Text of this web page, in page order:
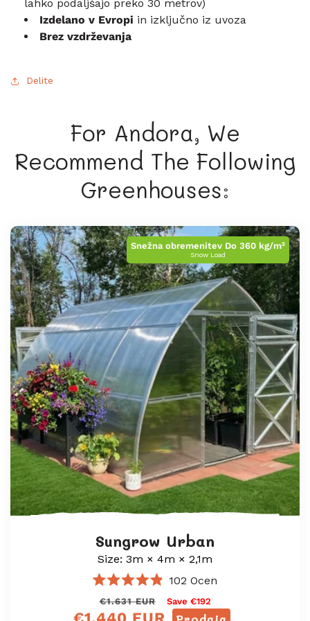
lahko podaljšajo preko 30 metrov)
Izdelano v Evropi in izključno iz uvoza
Brez vzdrževanja
Delite
For Andora, We
Recommend The Following
Greenhouses:
Snežna obremenitev Do 360 kg/m²
Snow Load
Sungrow Urban
Size: 3m × 4m × 2,1m
z
4.9
102 Ocen
Redna
cena
€1.631 EUR Save €192
Prodajna
cena